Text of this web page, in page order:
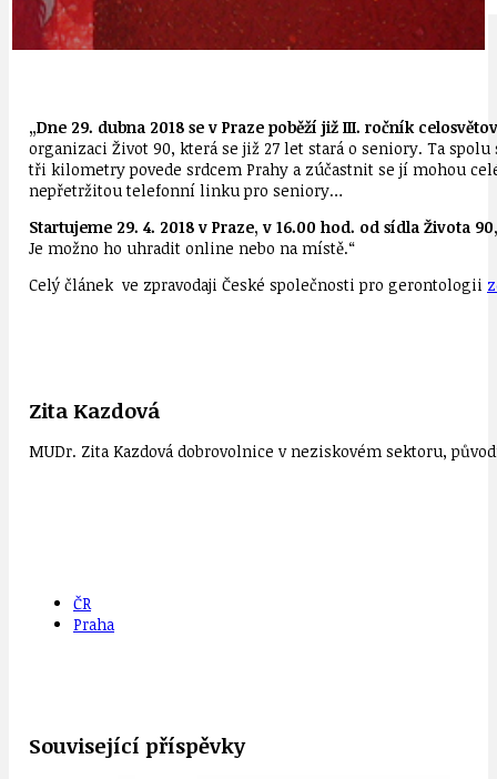
„Dne 29. dubna 2018 se v Praze poběží již III. ročník
organizaci Život 90, která se již 27 let stará o seniory. Ta
tři kilometry povede srdcem Prahy a zúčastnit se jí mohou
nepřetržitou telefonní linku pro seniory…
Startujeme 29. 4. 2018 v Praze, v 16.00 hod. od sídla Života
Je možno ho uhradit online nebo na místě.“
Celý článek ve zpravodaji České společnosti pro gerontologii
Zita Kazdová
MUDr. Zita Kazdová dobrovolnice v neziskovém sektoru,
ČR
Praha
Související příspěvky